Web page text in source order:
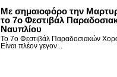
Με σημαιοφόρο την
το 7ο Φεστιβάλ
Ναυπλίου
Το 7ο Φεστιβάλ Παραδοσιακών
Είναι πλέον γεγον...